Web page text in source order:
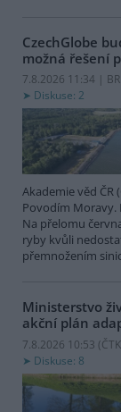
CzechGlobe
možná řešení
7.8.2026 11:34 |
Diskuse: 2
Akademie věd ČR
Povodím Moravy.
Na přelomu
ryby kvůli
přemnožením
Ministerstvo
akční plán
7.8.2026 10:53 (ČTK
Diskuse: 8